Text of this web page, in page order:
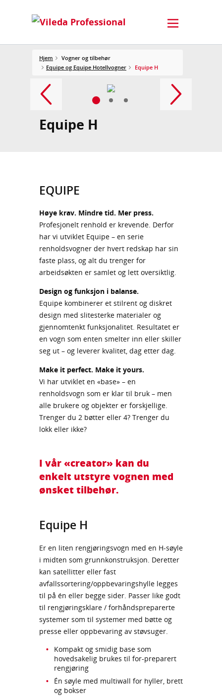
Hjem
Vogner og tilbehør
Equipe og Equipe Hotellvogner
Equipe H
Equipe H
EQUIPE
Høye krav. Mindre tid. Mer press.
Profesjonelt renhold er krevende. Derfor
har vi utviklet Equipe – en serie
renholdsvogner der hvert redskap har sin
faste plass, og alt du trenger for
arbeidsøkten er samlet og lett oversiktlig.
Design og funksjon i balanse.
Equipe kombinerer et stilrent og diskret
design med slitesterke materialer og
gjennomtenkt funksjonalitet. Resultatet er
en vogn som enten smelter inn eller skiller
seg ut – og leverer kvalitet, dag etter dag.
Make it perfect. Make it yours.
Vi har utviklet en «base» – en
renholdsvogn som er klar til bruk – men
alle brukere og objekter er forskjellige.
Trenger du 2 bøtter eller 4? Trenger du
lokk eller ikke?
I vår «creator» kan du
enkelt utstyre vognen med
ønsket tilbehør.
Equipe H
Er en liten rengjøringsvogn med en H‑søyle
i midten som grunnkonstruksjon. Deretter
kan satellitter eller fast
avfallssortering/oppbevaringshylle legges
til på én eller begge sider. Passer like godt
til rengjøringsklare / forhåndspreparerte
systemer som til systemer med bøtte og
presse eller oppbevaring av støvsuger.
Kompakt og smidig base som
hovedsakelig brukes til for-preparert
rengjøring
Én søyle med multiwall for hyller, brett
og bokser